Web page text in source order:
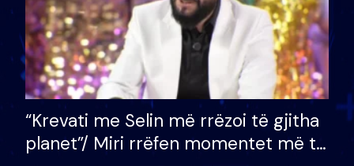
“Krevati me Selin më rrëzoi të gjitha
planet”/ Miri rrëfen momentet më të